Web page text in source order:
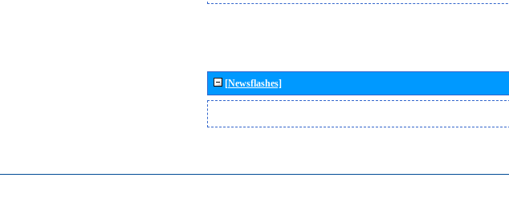
[Newsflashes]